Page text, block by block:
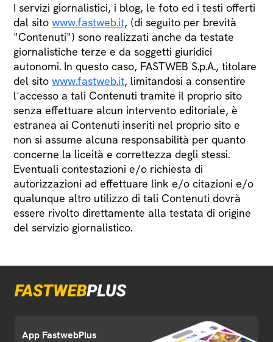
I servizi giornalistici, i blog, le foto ed i testi offerti
dal sito www.fastweb.it, (di seguito per brevità
"Contenuti") sono realizzati anche da testate
giornalistiche terze e da soggetti giuridici
autonomi. In questo caso, FASTWEB S.p.A., titolare
del sito www.fastweb.it, limitandosi a consentire
l'accesso a tali Contenuti tramite il proprio sito
senza effettuare alcun intervento editoriale, è
estranea ai Contenuti inseriti nel proprio sito e
non si assume alcuna responsabilità per quanto
concerne la liceità e correttezza degli stessi.
Eventuali contestazioni e/o richiesta di
autorizzazioni ad effettuare link e/o citazioni e/o
qualunque altro utilizzo di tali Contenuti dovrà
essere rivolto direttamente alla testata di origine
del servizio giornalistico.
App FastwebPlus